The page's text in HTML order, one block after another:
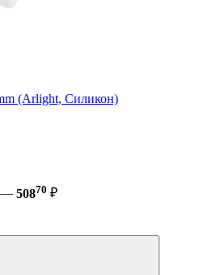
(Arlight, Силикон)
— 50870 ₽